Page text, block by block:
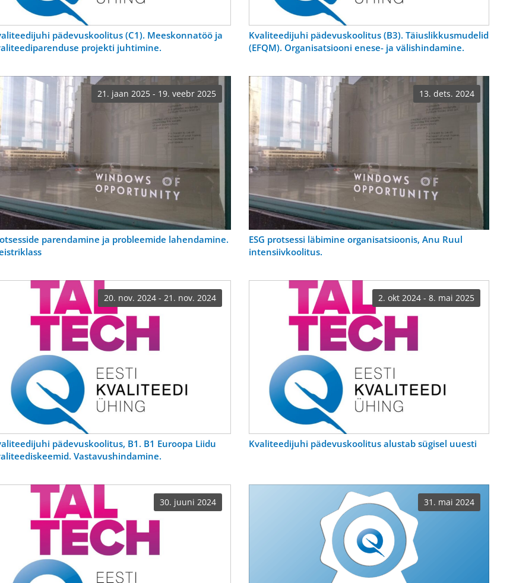
pädevuskoolitus (C1). Meeskonnatöö ja
projekti juhtimine.
Kvaliteedijuhi pädevuskoolitus (B3). Täiuslikkusmudelid
(EFQM). Organisatsiooni enese- ja välishindamine.
21. jaan 2025 - 19. veebr 2025
parendamine ja probleemide lahendamine.
13. dets. 2024
ESG protsessi läbimine organisatsioonis, Anu Ruul
intensiivkoolitus.
20. nov. 2024 - 21. nov. 2024
pädevuskoolitus, B1. B1 Euroopa Liidu
Vastavushindamine.
2. okt 2024 - 8. mai 2025
Kvaliteedijuhi pädevuskoolitus alustab sügisel uuesti
30. juuni 2024 31. mai 2024